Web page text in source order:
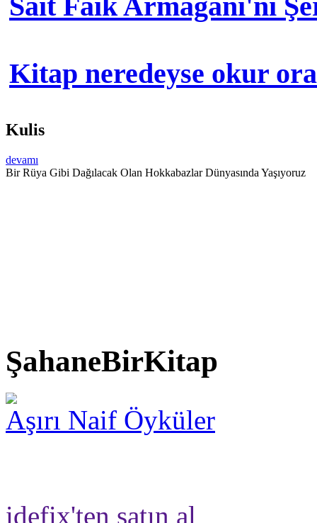
Kitap neredeyse okur
Kulis
devamı
Bir Rüya Gibi Dağılacak Olan Hokkabazlar Dünyasında Yaşıyoruz
ŞahaneBirKitap
Aşırı Naif Öyküler
idefix'ten satın al